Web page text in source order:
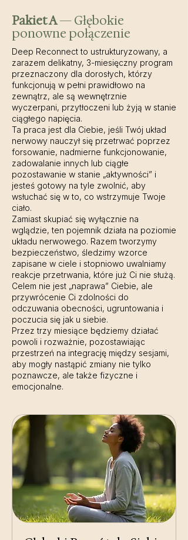
Pakiet A— Głębokie
ponowne połączenie
Deep Reconnect to ustrukturyzowany, a
zarazem delikatny, 3-miesięczny program
przeznaczony dla dorosłych, którzy
funkcjonują w pełni prawidłowo na
zewnątrz, ale są wewnętrznie
wyczerpani, przytłoczeni lub żyją w stanie
ciągłego napięcia.
Ta praca jest dla Ciebie, jeśli Twój układ
nerwowy nauczył się przetrwać poprzez
forsowanie, nadmierne funkcjonowanie,
zadowalanie innych lub ciągłe
pozostawanie w stanie „aktywności” i
jesteś gotowy na tyle zwolnić, aby
wsłuchać się w to, co wstrzymuje Twoje
ciało.
Zamiast skupiać się wyłącznie na
wglądzie, ten pojemnik działa na poziomie
układu nerwowego. Razem tworzymy
bezpieczeństwo, śledzimy wzorce
zapisane w ciele i stopniowo uwalniamy
reakcje przetrwania, które już Ci nie służą.
Celem nie jest „naprawa” Ciebie, ale
przywrócenie Ci zdolności do
odczuwania obecności, ugruntowania i
poczucia się jak u siebie.
Przez trzy miesiące będziemy działać
powoli i rozważnie, pozostawiając
przestrzeń na integrację między sesjami,
aby mogły nastąpić zmiany nie tylko
poznawcze, ale także fizyczne i
emocjonalne.